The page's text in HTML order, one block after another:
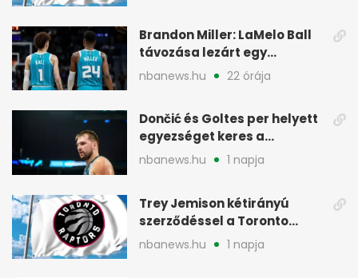
Brandon Miller: LaMelo Ball
távozása lezárt egy
korszakot a Hornetsnél
nbanews.hu 22 órája
Dončić és Goltes per helyett
egyezséget keres a
gyerekügyben
nbanews.hu 1 napja
Trey Jemison kétirányú
szerződéssel a Toronto
Raptorshoz igazolt
nbanews.hu 1 napja